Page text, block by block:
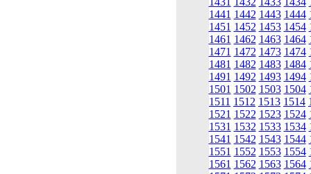
1441 1442 1443 1444
1451 1452 1453 1454
1461 1462 1463 1464
1471 1472 1473 1474
1481 1482 1483 1484
1491 1492 1493 1494
1501 1502 1503 1504
1511 1512 1513 1514
1521 1522 1523 1524
1531 1532 1533 1534
1541 1542 1543 1544
1551 1552 1553 1554
1561 1562 1563 1564